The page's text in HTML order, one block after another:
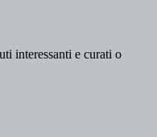
interessanti e curati o